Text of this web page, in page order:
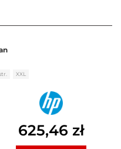
na 5
XXL
625,46 zł